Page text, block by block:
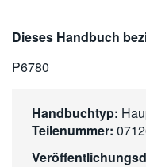
繁體中文
Dieses Handbuch
P6780
Handbuchtyp:
Teilenummer: